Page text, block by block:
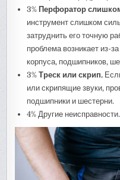
3% Перфоратор
инструмент слишком
затруднить его точную
проблема возникает из-
корпуса, подшипников,
3%Треск или скрип.
или скрипящие звуки,
подшипники и шестерни.
4% Другие неисправности.